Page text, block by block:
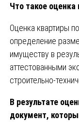
Что такое оценка
Оценка квартиры
определение
имуществу в
аттестованными
строительно-
В результате
документ,